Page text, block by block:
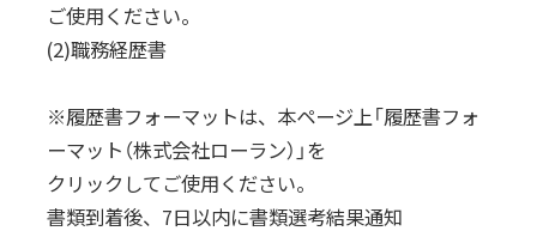
ご使用ください。
(2)職務経歴書
※履歴書フォーマットは、本ページ上「履歴書フォ
ーマット（株式会社ローラン）」を
クリックしてご使用ください。
書類到着後、7日以内に書類選考結果通知